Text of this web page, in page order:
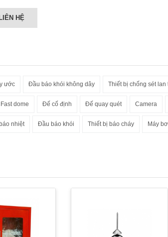
HỆ
ước Đầu báo khói không dây Thiết bị chống sét lan
Fast dome Đế cố định Đế quay quét Camera
nhiệt Đầu báo khói Thiết bị báo cháy Máy